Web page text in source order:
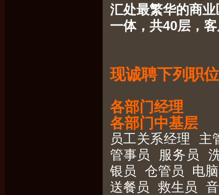
汇处最繁华的商
一体，共40层，
现诚聘下列职
各部门经理
各部门中基层
员工关系经理
管事员 服务员
银员 仓管员 电
送餐员 救生员